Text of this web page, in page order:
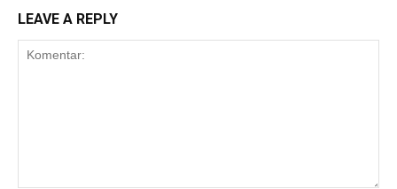
LEAVE A REPLY